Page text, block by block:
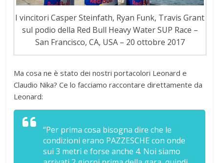
I vincitori Casper Steinfath, Ryan Funk, Travis Grant
sul podio della Red Bull Heavy Water SUP Race –
San Francisco, CA, USA – 20 ottobre 2017
Ma cosa ne è stato dei nostri portacolori Leonard e
Claudio Nika? Ce lo facciamo raccontare direttamente da
Leonard:
“Per prima cosa bisogna dire che le
condizioni erano PAZZESCHE con onde
sui 3 metri e forse anche 4. Noi siamo